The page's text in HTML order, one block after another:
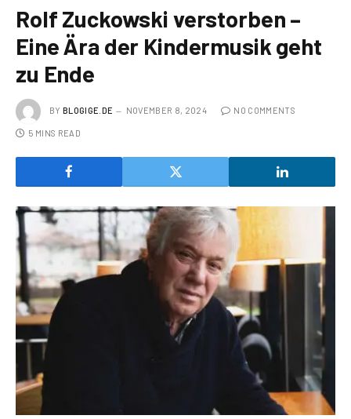
Rolf Zuckowski verstorben –
Eine Ära der Kindermusik geht
zu Ende
BY BLOGIGE.DE NOVEMBER 8, 2024 NO COMMENTS
5 MINS READ